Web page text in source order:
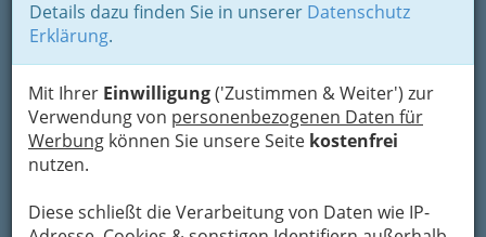
Details dazu finden Sie in unserer Datenschutz
Erklärung.
Mit Ihrer Einwilligung('Zustimmen & Weiter') zur
Verwendung von personenbezogenen Daten für
Werbung können Sie unsere Seite kostenfrei
nutzen.
Diese schließt die Verarbeitung von Daten wie IP-
Aktuelle Börsenmeldungen auf der Site des
Bayrischen Rundfunks.
Kontaktaufnahme
Um die Info-Graz Firmenvor Spam-Mails zu
bewahren
Formular. Ihre Nachricht wird nach dem